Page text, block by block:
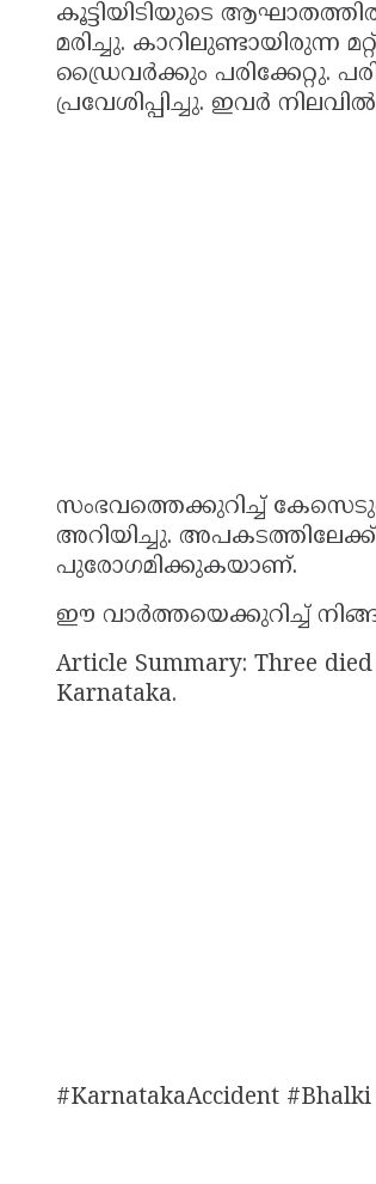
കൂട്ടിയിടിയുടെ
മരിച്ചു. കാറിലുണ്ടായിരുന്ന
ഡ്രൈവർക്കും പരിക്കേറ്റു.
പ്രവേശിപ്പിച്ചു. ഇവർ
സംഭവത്തെക്കുറിച്ച്
അറിയിച്ചു.
പുരോഗമിക്കുകയാണ്.
ഈ വാർത്തയെക്കുറിച്ച്
Article Summary: Three
Karnataka.
#KarnatakaAccident